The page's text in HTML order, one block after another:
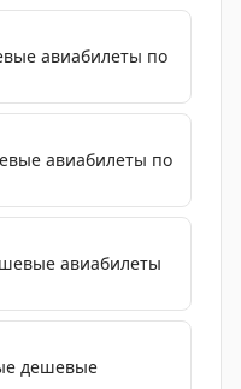
авиабилеты по
авиабилеты по
авиабилеты
дешевые